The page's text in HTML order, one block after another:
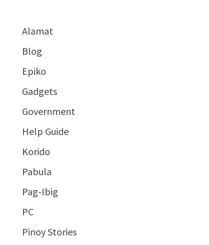
Alamat
Blog
Epiko
Gadgets
Government
Help Guide
Korido
Pabula
Pag-Ibig
PC
Pinoy Stories